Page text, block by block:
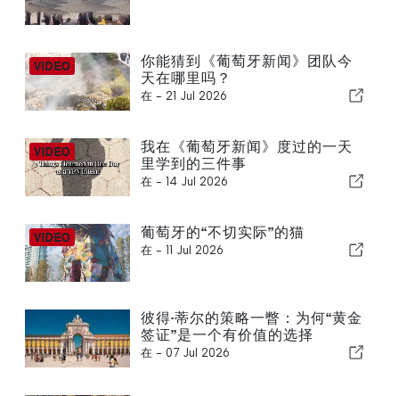
你能猜到《葡萄牙新闻》团队今
天在哪里吗？
在 - 21 Jul 2026
我在《葡萄牙新闻》度过的一天
里学到的三件事
在 - 14 Jul 2026
葡萄牙的“不切实际”的猫
在 - 11 Jul 2026
彼得·蒂尔的策略一瞥：为何“黄金
签证”是一个有价值的选择
在 - 07 Jul 2026